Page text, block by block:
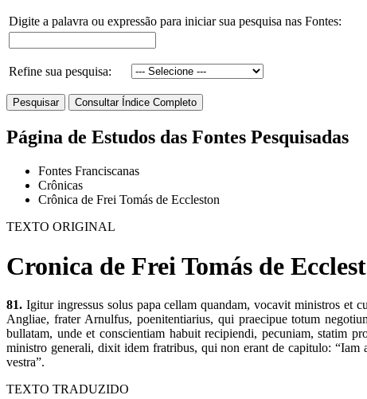
Digite a palavra ou expressão para iniciar sua pesquisa nas Fontes:
Refine sua pesquisa:
Página de Estudos das Fontes Pesquisadas
Fontes Franciscanas
Crônicas
Crônica de Frei Tomás de Eccleston
TEXTO ORIGINAL
Cronica de Frei Tomás de
81. Igitur ingressus solus papa cellam quandam, vocavit ministros et
Angliae, frater Arnulfus, poenitentiarius, qui praecipue totum
bullatam, unde et conscientiam habuit recipiendi, pecuniam, statim
ministro generali, dixit idem fratribus, qui non erant de capitulo: “Iam
vestra”.
TEXTO TRADUZIDO